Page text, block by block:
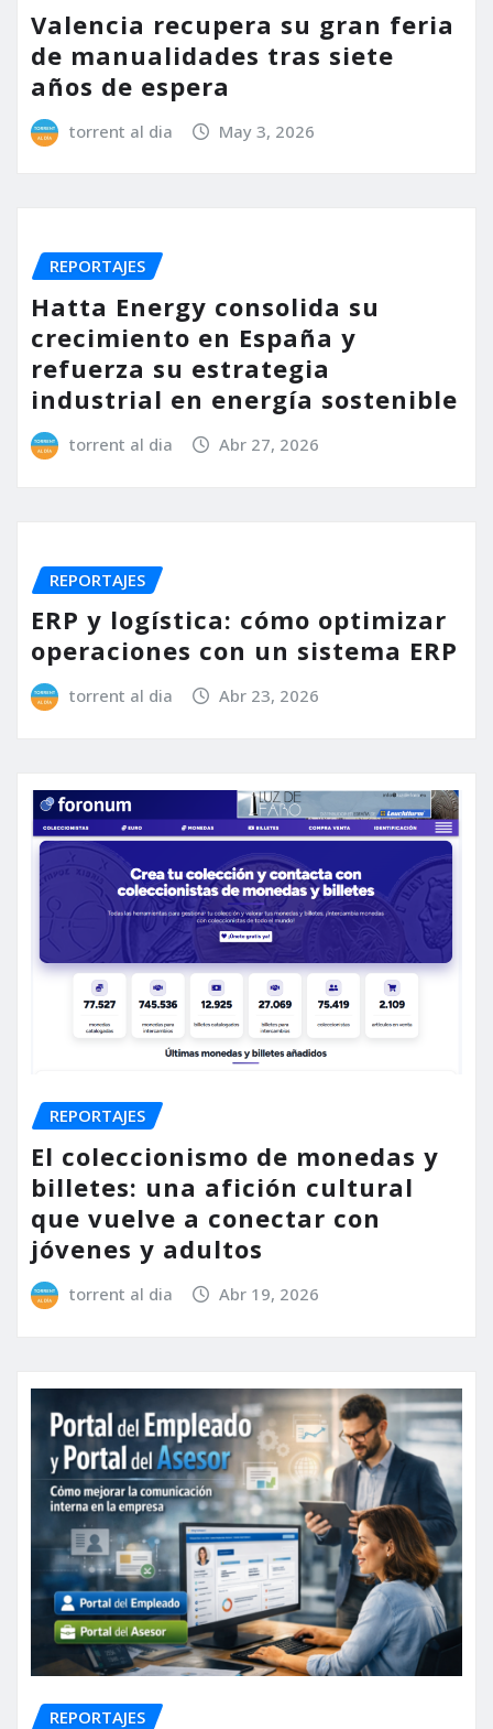
Valencia recupera su gran feria
de manualidades tras siete
años de espera
torrent al dia May 3, 2026
REPORTAJES
Hatta Energy consolida su
crecimiento en España y
refuerza su estrategia
industrial en energía sostenible
torrent al dia Abr 27, 2026
REPORTAJES
ERP y logística: cómo optimizar
operaciones con un sistema ERP
torrent al dia Abr 23, 2026
REPORTAJES
El coleccionismo de monedas y
billetes: una afición cultural
que vuelve a conectar con
jóvenes y adultos
torrent al dia Abr 19, 2026
REPORTAJES